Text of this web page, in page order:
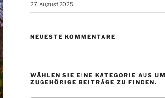
27. August 2025
NEUESTE KOMMENTARE
WÄHLEN SIE EINE KATEGORIE AUS UM
ZUGEHÖRIGE BEITRÄGE ZU FINDEN.